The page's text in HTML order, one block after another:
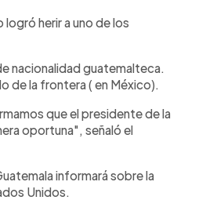
herir a uno de los
nacionalidad guatemalteca.
de la frontera ( en México).
que el presidente de la
oportuna", señaló el
informará sobre la
Unidos.